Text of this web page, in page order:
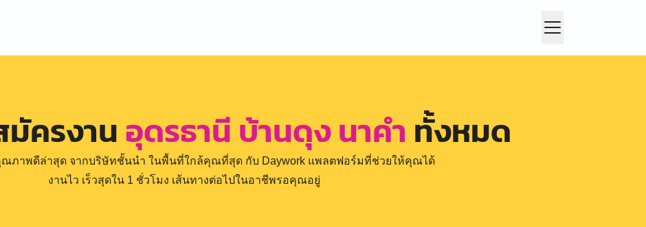
ครงานอุดรธานี บ้านดุง นาคำ ทั้งหมด
ณภาพดีล่าสุด จากบริษัทชั้นนำ ในพื้นที่ใกล้คุณที่สุด กับ Daywork แพลตฟอร์มที่ช่วยให้คุณได้
งานไว เร็วสุดใน 1 ชั่วโมง เส้นทางต่อไปในอาชีพรอคุณอยู่